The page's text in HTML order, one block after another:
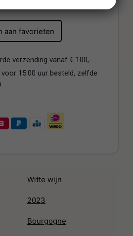
aan favorieten
verzending vanaf € 100,-
15:00 uur besteld, zelfde
Witte wijn
2023
Bourgogne